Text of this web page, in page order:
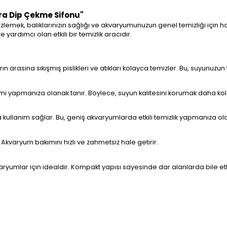
Dip Çekme Sifonu"
balıklarınızın sağlığı ve akvaryumunuzun genel temizliği
yardımcı olan etkili bir temizlik aracıdır.
sıkışmış pislikleri ve atıkları kolayca temizler. Bu,
yapmanıza olanak tanır. Böylece, suyun kalitesini korumak daha
sağlar. Bu, geniş akvaryumlarda etkili temizlik yapmanıza
bakımını hızlı ve zahmetsiz hale getirir.
için idealdir. Kompakt yapısı sayesinde dar alanlarda bile